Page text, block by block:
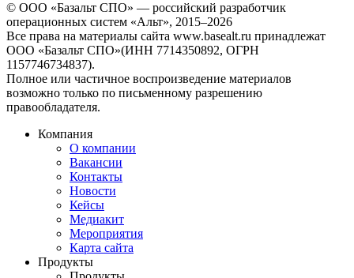
© ООО «Базальт СПО» — российский разработчик
операционных систем «Альт», 2015–2026
Все права на материалы сайта www.basealt.ru принадлежат
ООО «Базальт СПО»(ИНН 7714350892, ОГРН
1157746734837).
Полное или частичное воспроизведение материалов
возможно только по письменному разрешению
правообладателя.
Компания
О компании
Вакансии
Контакты
Новости
Кейсы
Медиакит
Мероприятия
Карта сайта
Продукты